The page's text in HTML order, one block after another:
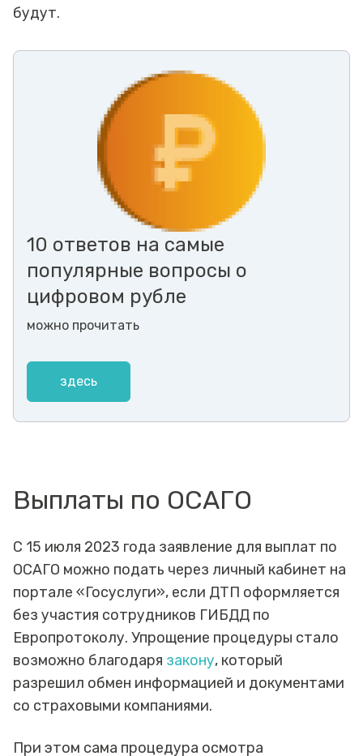
будут.
10 ответов на самые
популярные вопросы о
цифровом рубле
можно прочитать
здесь
Выплаты по ОСАГО
С 15 июля 2023 года заявление для выплат по
ОСАГО можно подать через личный кабинет на
портале «Госуслуги», если ДТП оформляется
без участия сотрудников ГИБДД по
Европротоколу. Упрощение процедуры стало
возможно благодаря закону, который
разрешил обмен информацией и документами
со страховыми компаниями.
При этом сама процедура осмотра